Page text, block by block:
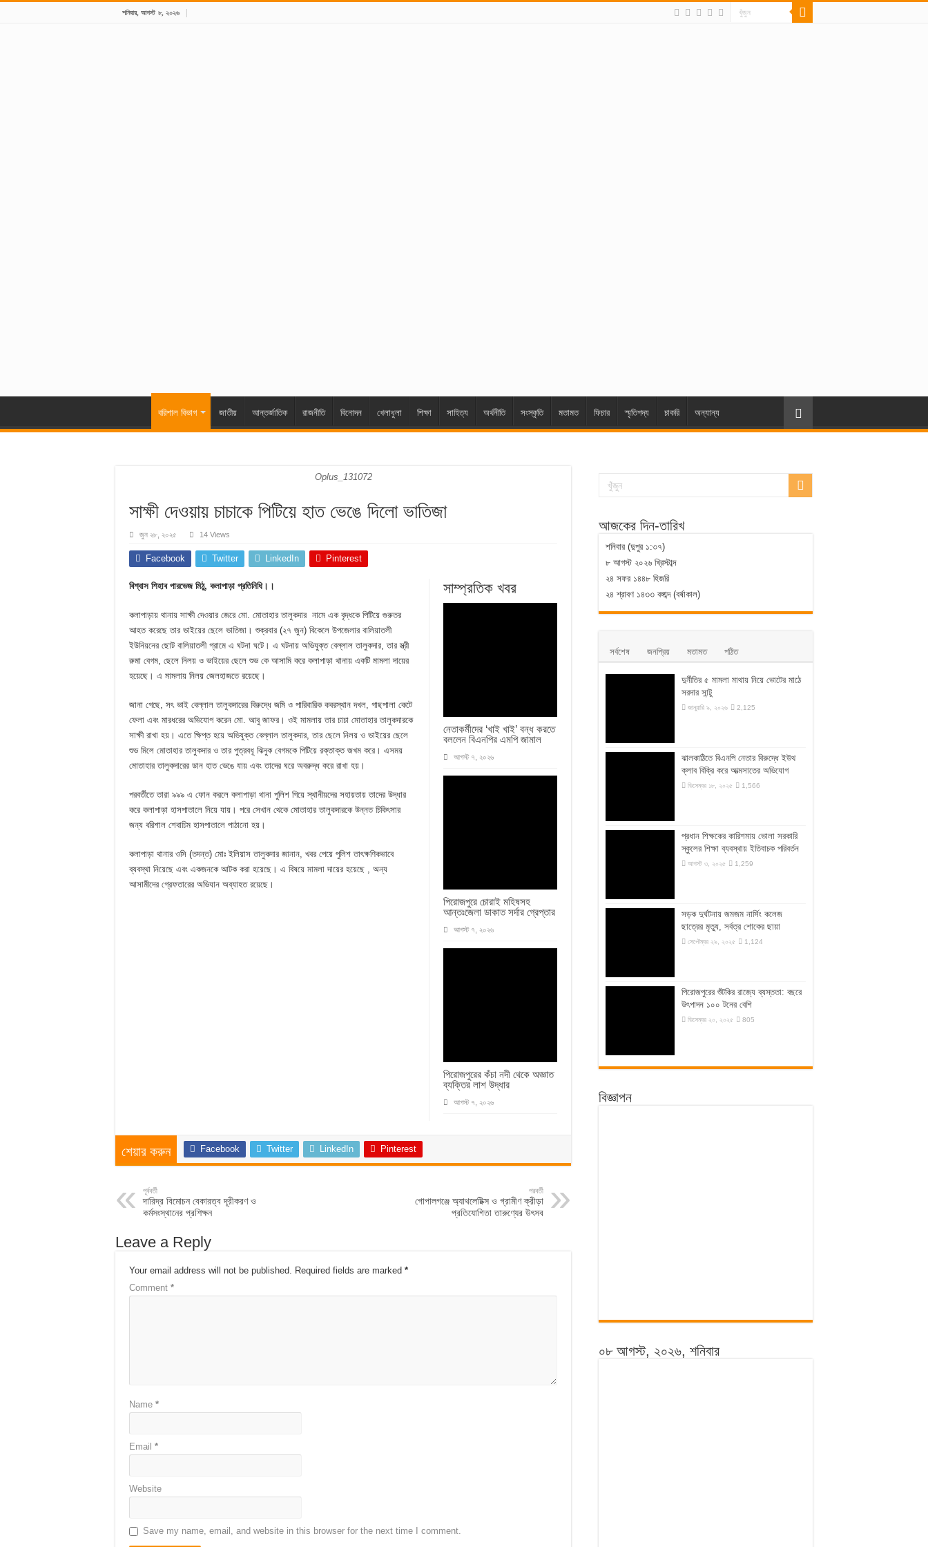
শনিবার, আগস্ট ৮, ২০২৬
বরিশাল বিভাগ জাতীয় আন্তর্জাতিক রাজনীতি বিনোদন খেলাধুলা শিক্ষা সাহিত্য অর্থনীতি সংস্কৃতি মতামত ফিচার স্মৃতিগদ্য চাকরি অন্যান্য
Oplus_131072
সাক্ষী দেওয়ায় চাচাকে পিটিয়ে হাত ভেঙে দিলো ভাতিজা
জুন ২৮, ২০২৫ 14 Views
Facebook Twitter LinkedIn Pinterest
সাম্প্রতিক খবর
নেতাকর্মীদের ‘খাই খাই’ বন্ধ করতে
বললেন বিএনপির এমপি জামাল
আগস্ট ৭, ২০২৬
পিরোজপুরে চোরাই মহিষসহ
আন্তঃজেলা ডাকাত সর্দার গ্রেপ্তার
আগস্ট ৭, ২০২৬
পিরোজপুরের কঁচা নদী থেকে অজ্ঞাত
ব্যক্তির লাশ উদ্ধার
আগস্ট ৭, ২০২৬
বিশ্বাস শিহাব পারভেজ মিঠু, কলাপাড়া প্রতিনিধি।।
কলাপাড়ায় থানায় সাক্ষী দেওয়ার জেরে মো. মোতাহার তালুকদার নামে এক বৃদ্ধকে পিটিয়ে গুরুতর
আহত করেছে তার ভাইয়ের ছেলে ভাতিজা। শুক্রবার (২৭ জুন) বিকেলে উপজেলার বালিয়াতলী
ইউনিয়নের ছোট বালিয়াতলী গ্রামে এ ঘটনা ঘটে। এ ঘটনায় অভিযুক্ত বেল্লাল তালুকদার, তার স্ত্রী
রুমা বেগম, ছেলে নিলয় ও ভাইয়ের ছেলে শুভ কে আসামি করে কলাপাড়া থানায় একটি মামলা দায়ের
হয়েছে। এ মামলায় নিলয় জেলহাজতে রয়েছে।
জানা গেছে, সৎ ভাই বেল্লাল তালুকদারের বিরুদ্ধে জমি ও পারিবারিক কবরস্থান দখল, গাছপালা কেটে
ফেলা এবং মারধরের অভিযোগ করেন মো. আবু জাফর। ওই মামলায় তার চাচা মোতাহার তালুকদারকে
সাক্ষী রাখা হয়। এতে ক্ষিপ্ত হয়ে অভিযুক্ত বেল্লাল তালুকদার, তার ছেলে নিলয় ও ভাইয়ের ছেলে
শুভ মিলে মোতাহার তালুকদার ও তার পুত্রবধূ ঝিনুক বেগমকে পিটিয়ে রক্তাক্ত জখম করে। এসময়
মোতাহার তালুকদারের ডান হাত ভেঙে যায় এবং তাদের ঘরে অবরুদ্ধ করে রাখা হয়।
পরবর্তীতে তারা ৯৯৯ এ ফোন করলে কলাপাড়া থানা পুলিশ গিয়ে স্থানীয়দের সহায়তায় তাদের উদ্ধার
করে কলাপাড়া হাসপাতালে নিয়ে যায়। পরে সেখান থেকে মোতাহার তালুকদারকে উন্নত চিকিৎসার
জন্য বরিশাল শেবাচিম হাসপাতালে পাঠানো হয়।
কলাপাড়া থানার ওসি (তদন্ত) মোঃ ইলিয়াস তালুকদার জানান, খবর পেয়ে পুলিশ তাৎক্ষণিকভাবে
ব্যবস্থা নিয়েছে এবং একজনকে আটক করা হয়েছে। এ বিষয়ে মামলা দায়ের হয়েছে , অন্য
আসামীদের গ্রেফতারের অভিযান অব্যাহত রয়েছে।
শেয়ার করুন Facebook Twitter LinkedIn Pinterest
পূর্ববর্তী
দারিদ্র বিমোচন বেকারত্ব দূরীকরণ ও
কর্মসংস্থানের প্রশিক্ষন
পরবর্তী
গোপালগঞ্জে অ্যাথলেটিক্স ও গ্রামীণ ক্রীড়া
প্রতিযোগিতা তারুণ্যের উৎসব
Leave a Reply
Your email address will not be published. Required fields are marked *
Comment *
Name *
Email *
Website
Save my name, email, and website in this browser for the next time I comment.
আজকের দিন-তারিখ
শনিবার (দুপুর ১:৩৭)
৮ আগস্ট ২০২৬ খ্রিস্টাব্দ
২৪ সফর ১৪৪৮ হিজরি
২৪ শ্রাবণ ১৪৩৩ বঙ্গাব্দ (বর্ষাকাল)
সর্বশেষ জনপ্রিয় মতামত পঠিত
দুর্নীতির ৫ মামলা মাথায় নিয়ে ভোটের মাঠে
সরদার সান্টু
জানুয়ারি ৯, ২০২৬ 2,125
ঝালকাঠিতে বিএনপি নেতার বিরুদ্ধে ইউথ
ক্লাব বিক্রি করে আত্মসাতের অভিযোগ
ডিসেম্বর ১৮, ২০২৫ 1,566
প্রধান শিক্ষকের কারিশমায় ভোলা সরকারি
স্কুলের শিক্ষা ব্যবস্থায় ইতিবাচক পরিবর্তন
আগস্ট ৩, ২০২৫ 1,259
সড়ক দুর্ঘটনায় জমজম নার্সিং কলেজ
ছাত্রের মৃত্যু, সর্বত্র শোকের ছায়া
সেপ্টেম্বর ২৯, ২০২৫ 1,124
‎পিরোজপুরের শুঁটকির রাজ্যে ব্যস্ততা: বছরে
উৎপাদন ১০০ টনের বেশি
ডিসেম্বর ২০, ২০২৫ 805
বিজ্ঞাপন
০৮ আগস্ট, ২০২৬, শনিবার